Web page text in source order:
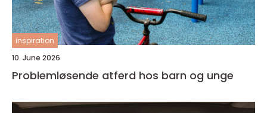
inspiration
10. June 2026
Problemløsende atferd hos barn og unge